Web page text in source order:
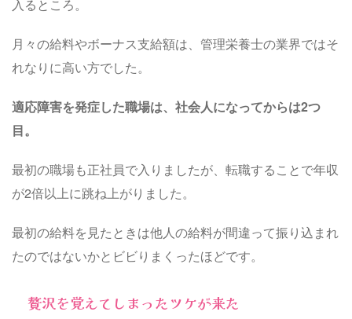
入るところ。
月々の給料やボーナス支給額は、管理栄養士の業界ではそ
れなりに高い方でした。
適応障害を発症した職場は、社会人になってからは2つ
目。
最初の職場も正社員で入りましたが、転職することで年収
が2倍以上に跳ね上がりました。
最初の給料を見たときは他人の給料が間違って振り込まれ
たのではないかとビビりまくったほどです。
贅沢を覚えてしまったツケが来た